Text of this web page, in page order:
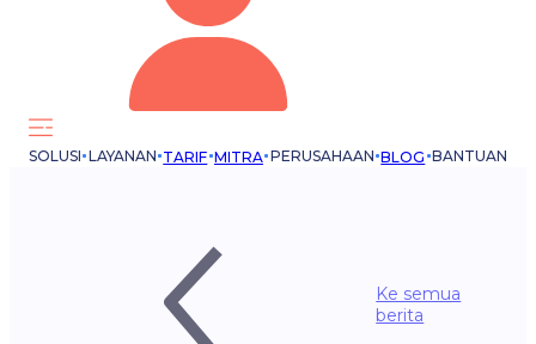
SOLUSI LAYANAN TARIF MITRA PERUSAHAAN BLOG BANTUAN
Ke semua
berita